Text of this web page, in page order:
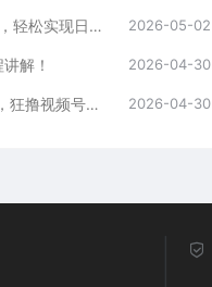
26年最新风口项目，AI工具创作写小说，轻松实现日入1000+ 2026-05-02
解！ 2026-04-30
最新：视频号AI一键生成武侠风格视频，狂撸视频号分成收益，学完轻松日入1000+ 2026-04-30